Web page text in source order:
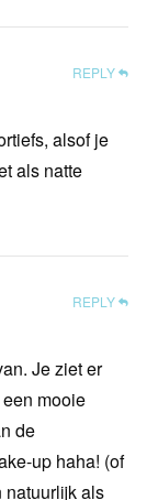
REPLY
alsof je
als natte
REPLY
Je ziet er
mooie
de
up haha! (of
natuurlijk als